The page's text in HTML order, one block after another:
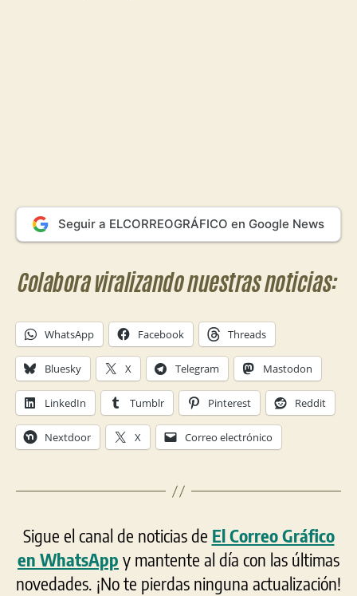
Seguir a ELCORREOGRÁFICO en Google News
Colabora viralizando nuestras noticias:
WhatsApp Facebook Threads
Bluesky X Telegram Mastodon
LinkedIn Tumblr Pinterest Reddit
Nextdoor X Correo electrónico
Sigue el canal de noticias de El Correo Gráfico
en WhatsApp y mantente al día con las últimas
novedades. ¡No te pierdas ninguna actualización!